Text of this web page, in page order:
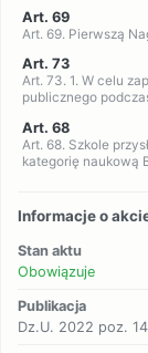
Art. 69
Art. 69. Pierwszą
Art. 73
Art. 73. 1. W celu
publicznego
Art. 68
Art. 68. Szkole
kategorię naukową
Informacje o
Stan aktu
Obowiązuje
Publikacja
Dz.U. 2022 poz.